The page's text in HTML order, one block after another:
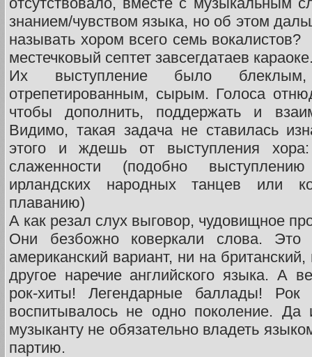
знанием/чувством языка, но об этом
называть хором всего семь
местечковый септет завсегдатаев
Их выступление было блеклым,
отрепетированным, сырым. Голоса
чтобы дополнить, поддержать и
Видимо, такая задача не ставилась
этого и ждешь от выступления хора:
слаженности (подобно
ирландских народных танцев или
плаванию)
А как резал слух выговор, чудовищное
Они безбожно коверкали слова.
американский вариант, ни на
другое наречие английского языка. А
рок-хиты! Легендарные баллады!
воспитывалось не одно поколение. Да
музыканту не обязательно владеть
партию.